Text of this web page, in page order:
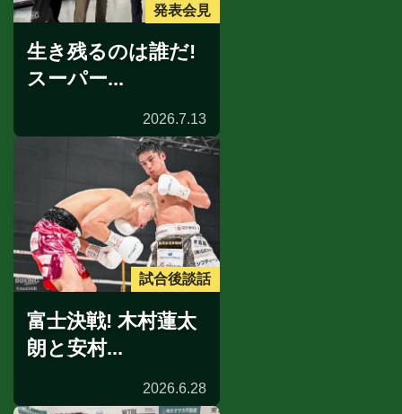
発表会見
生き残るのは誰だ!
スーパー...
2026.7.13
試合後談話
富士決戦! 木村蓮太
朗と安村...
2026.6.28